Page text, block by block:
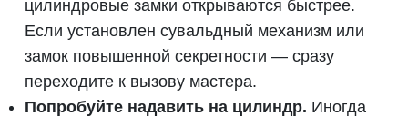
цилиндровые замки открываются быстрее.
Если установлен сувальдный механизм или
замок повышенной секретности — сразу
переходите к вызову мастера.
Попробуйте надавить на цилиндр. Иногда